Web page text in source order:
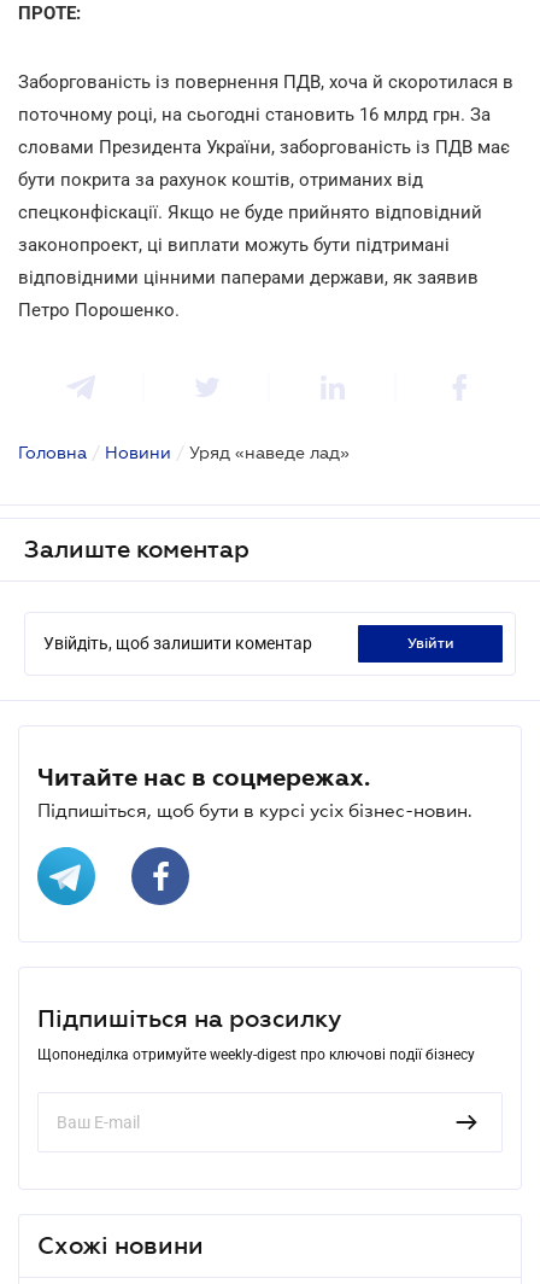
ПРОТЕ:
Заборгованість із повернення ПДВ, хоча й скоротилася в
поточному році, на сьогодні становить 16 млрд грн. За
словами Президента України, заборгованість із ПДВ має
бути покрита за рахунок коштів, отриманих від
спецконфіскації. Якщо не буде прийнято відповідний
законопроект, ці виплати можуть бути підтримані
відповідними цінними паперами держави, як заявив
Петро Порошенко.
Головна / Новини / Уряд «наведе лад»
Залиште коментар
Увійдіть, щоб залишити коментар увійти
Читайте нас в соцмережах.
Підпишіться, щоб бути в курсі усіх бізнес-новин.
Підпишіться на розсилку
Щопонеділка отримуйте weekly-digest про ключові події бізнесу
Схожі новини